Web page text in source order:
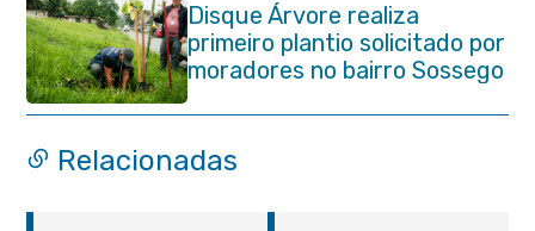
Disque Árvore realiza
primeiro plantio solicitado por
moradores no bairro Sossego
Relacionadas